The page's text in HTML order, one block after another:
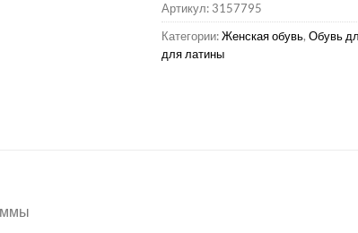
Артикул: 3157795
Категории:Женская обувь, Обувь
для латины